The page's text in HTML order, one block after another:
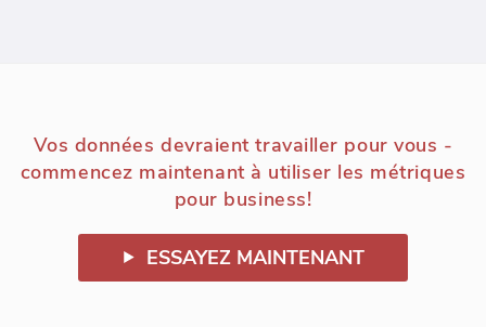
Vos données devraient travailler pour vous -
commencez maintenant à utiliser les métriques
pour business!
ESSAYEZ MAINTENANT